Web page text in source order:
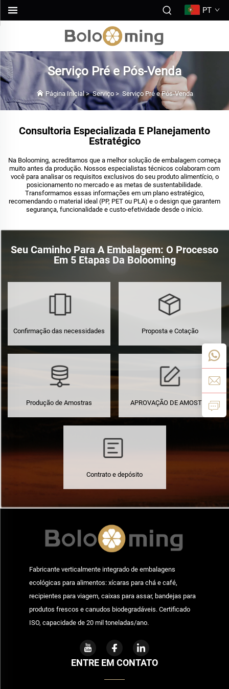
PT
Serviço Pré e Pós-Venda
Página Inicial>Serviço> Serviço Pré e Pós-Venda
Consultoria Especializada E Planejamento
Estratégico
Na Bolooming, acreditamos que a melhor solução de embalagem começa
muito antes da produção. Nossos especialistas técnicos colaboram com
você para analisar os requisitos exclusivos do seu produto alimentício, o
posicionamento no mercado e as metas de sustentabilidade.
Transformamos essas informações em um plano estratégico,
recomendando o material ideal (PP, PET ou PLA) e o design que garantem
segurança, funcionalidade e custo-efetividade desde o início.
Seu Caminho Para A Embalagem: O Processo
Em 5 Etapas Da Bolooming
Confirmação das necessidades Proposta e Cotação
Produção de Amostras APROVAÇÃO DE AMOSTRA
Contrato e depósito
Fabricante verticalmente integrado de embalagens
ecológicas para alimentos: xícaras para chá e café,
recipientes para viagem, caixas para assar, bandejas para
produtos frescos e canudos biodegradáveis. Certificado
ISO, capacidade de 20 mil toneladas/ano.
ENTRE EM CONTATO